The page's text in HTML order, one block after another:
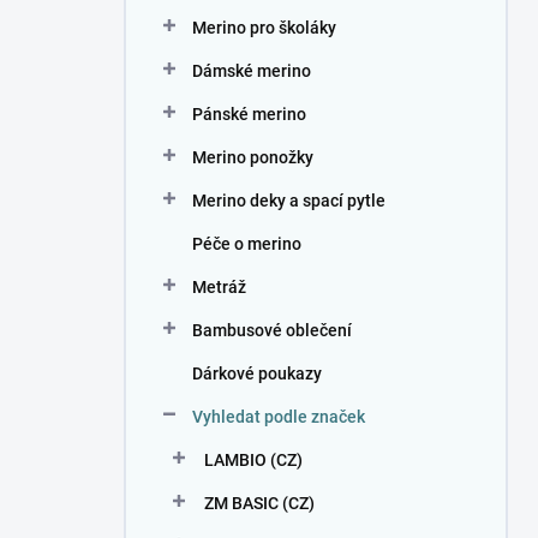
Merino pro školáky
Dámské merino
Pánské merino
Merino ponožky
Merino deky a spací pytle
Péče o merino
Metráž
Bambusové oblečení
Dárkové poukazy
Vyhledat podle značek
LAMBIO (CZ)
ZM BASIC (CZ)